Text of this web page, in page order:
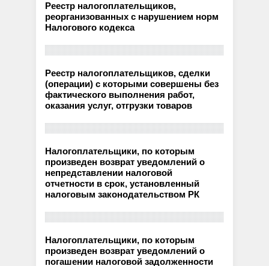
Реестр налогоплательщиков,
реорганизованных с нарушением норм
Налогового кодекса
Реестр налогоплательщиков, сделки
(операции) с которыми совершены без
фактического выполнения работ,
оказания услуг, отгрузки товаров
Налогоплательщики, по которым
произведен возврат уведомлений о
непредставлении налоговой
отчетности в срок, установленный
налоговым законодательством РК
Налогоплательщики, по которым
произведен возврат уведомлений о
погашении налоговой задолженности